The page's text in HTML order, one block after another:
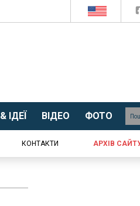
ІДЕЇ ВІДЕО ФОТО
КОНТАКТИ АРХІВ